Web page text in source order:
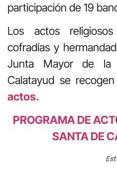
participación de 19
Los actos
cofradías y
Junta Mayor de la
Calatayud se
actos.
PROGRAMA DE
SANTA DE